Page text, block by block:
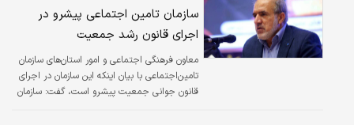
هر فرزند است. اما اغلب این تلاش‌‌‌ها به دلیل درک
نادرست سیاستگذاران از ریشه این معضل، به
سازمان تامین اجتماعی پیشرو در
اجرای قانون رشد جمعیت
معاون فرهنگی اجتماعی و امور استان‌های سازمان
تامین‌اجتماعی با بیان اینکه این سازمان در اجرای
قانون جوانی جمعیت پیشرو است، گفت: سازمان